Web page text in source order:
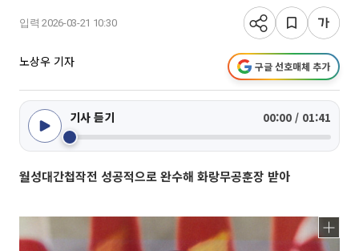
입력 2026-03-21 10:30
노상우 기자 구글 선호매체 추가
기사 듣기 00:00 / 01:41
월성대간첩작전 성공적으로 완수해 화랑무공훈장 받아